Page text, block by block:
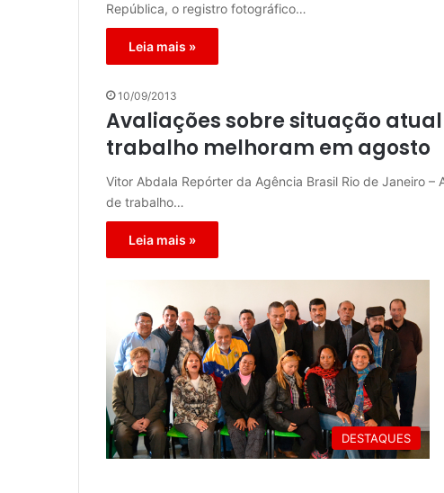
República, o registro fotográfico…
Leia mais »
10/09/2013
Avaliações sobre situação
trabalho melhoram em agosto
Vitor Abdala Repórter da Agência Brasil Rio de Janeiro
de trabalho…
Leia mais »
DESTAQUES